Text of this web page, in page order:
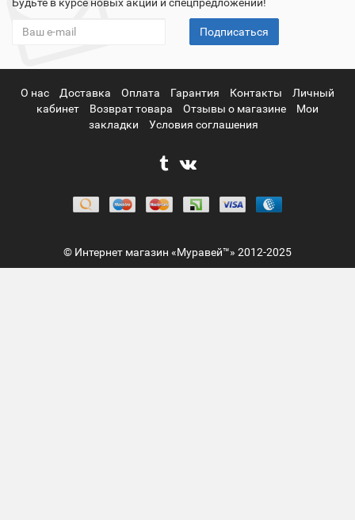
Подписаться
О нас Доставка Оплата Гарантия Контакты
Личный
кабинет
Возврат товара Отзывы о магазине
Мои
закладки
Условия соглашения
© Интернет магазин «Муравей™» 2012-2025